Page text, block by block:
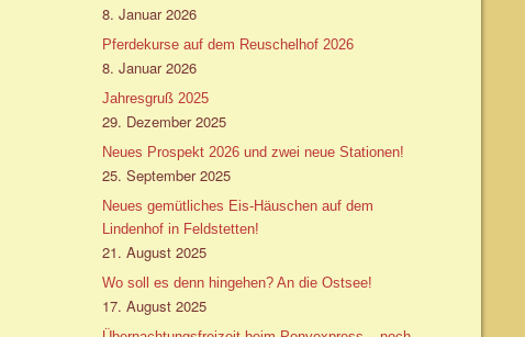
8. Januar 2026
Pferdekurse auf dem Reuschelhof 2026
8. Januar 2026
Jahresgruß 2025
29. Dezember 2025
Neues Prospekt 2026 und zwei neue Stationen!
25. September 2025
Neues gemütliches Eis-Häuschen auf dem
Lindenhof in Feldstetten!
21. August 2025
Wo soll es denn hingehen? An die Ostsee!
17. August 2025